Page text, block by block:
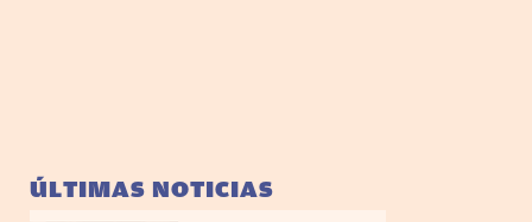
ÚLTIMAS NOTICIAS